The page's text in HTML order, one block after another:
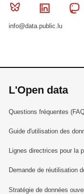
Bluesky Linkedin
info@data.public.lu
L'Open data
Questions fréquentes
Guide d'utilisation des
Lignes directrices pour la
Demande de réutilisation
Stratégie de données